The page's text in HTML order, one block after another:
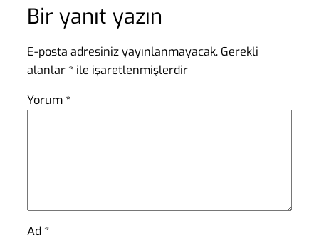
Bir yanıt yazın
E-posta adresiniz yayınlanmayacak. Gerekli
alanlar * ile işaretlenmişlerdir
Yorum *
Ad *